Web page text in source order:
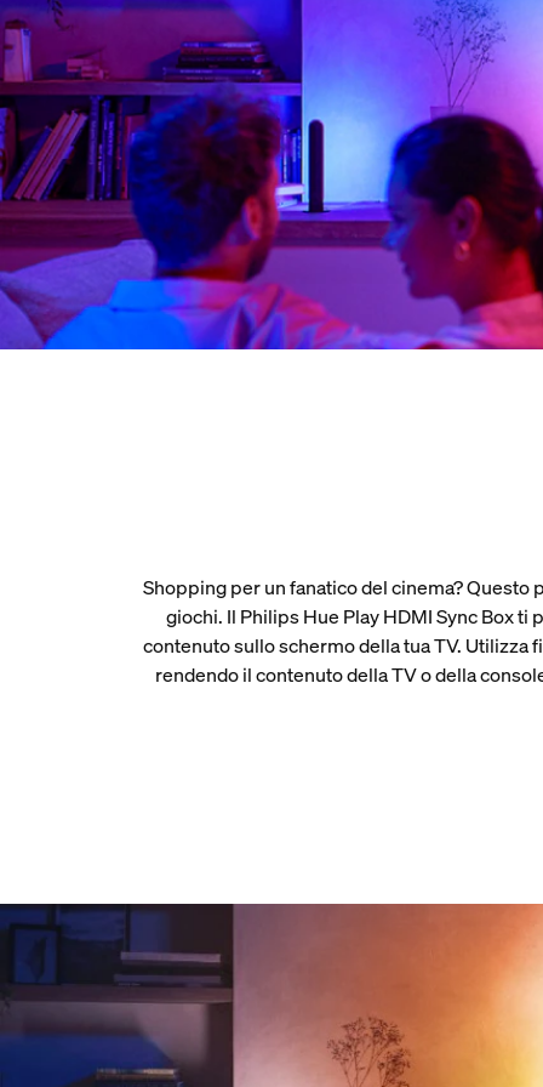
Shopping per un fanatico del cinema?
giochi. Il Philips Hue Play HDMI Sync Box
contenuto sullo schermo della tua TV.
rendendo il contenuto della TV o della